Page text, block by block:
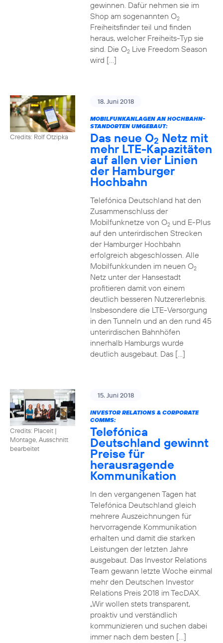
gewinnen. Dafür nehmen sie im
Shop am sogenannten O2
Freiheitsfinder teil und finden
heraus, welcher Freiheits-Typ sie
sind. Die O2Live Freedom Season
wird […]
Credits: Rolf Otzipka
18. Juni 2018
MOBILFUNKANLAGEN AN HOCHBAHN-
STANDORTEN UMGEBAUT:
Das neue O2 Netz mit
mehr LTE-Kapazitäten
auf allen vier Linien
der Hamburger
Hochbahn
Telefónica Deutschland hat den
Zusammenschluss der
Mobilfunknetze von O2und E-Plus
auf den unterirdischen Strecken
der Hamburger Hochbahn
erfolgreich abgeschlossen. Alle
Mobilfunkkunden im neuen O2
Netz unter der Hansestadt
profitieren damit von einem
deutlich besseren Nutzererlebnis.
Insbesondere die LTE-Versorgung
in den Tunneln und an den rund 45
unterirdischen Bahnhöfen
innerhalb Hamburgs wurde
deutlich ausgebaut. Das […]
Credits: Placeit |
Montage, Ausschnitt
bearbeitet
15. Juni 2018
INVESTOR RELATIONS & CORPORATE
COMMS:
Telefónica
Deutschland gewinnt
Preise für
herausragende
Kommunikation
In den vergangenen Tagen hat
Telefónica Deutschland gleich
mehrere Auszeichnungen für
hervorragende Kommunikation
erhalten und damit die starken
Leistungen der letzten Jahre
ausgebaut. Das Investor Relations
Team gewann letzte Woche einmal
mehr den Deutschen Investor
Relations Preis 2018 im TecDAX.
„Wir wollen stets transparent,
proaktiv und verständlich
kommunizieren und suchen dabei
immer nach dem besten […]